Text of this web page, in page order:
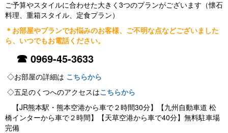
ご予算やスタイルに合わせた大きく3つのプランがございます（懐石
料理、重箱スタイル、定食プラン）
＊お部屋やプランでお悩みのお客様、ご不明な点などございました
ら、いつでもお電話ください。
☎ 0969-45-3633
◇お部屋の詳細は こちらから
◇五足のくつへのアクセスはこちらから
【JR熊本駅・熊本空港から車で２時間30分】【九州自動車道 松
橋インターから車で２時間】【天草空港から車で40分】無料駐車場
完備